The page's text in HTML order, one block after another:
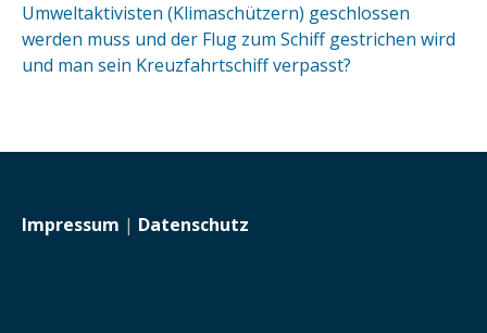
Umweltaktivisten (Klimaschützern) geschlossen
werden muss und der Flug zum Schiff gestrichen wird
und man sein Kreuzfahrtschiff verpasst?
Impressum | Datenschutz